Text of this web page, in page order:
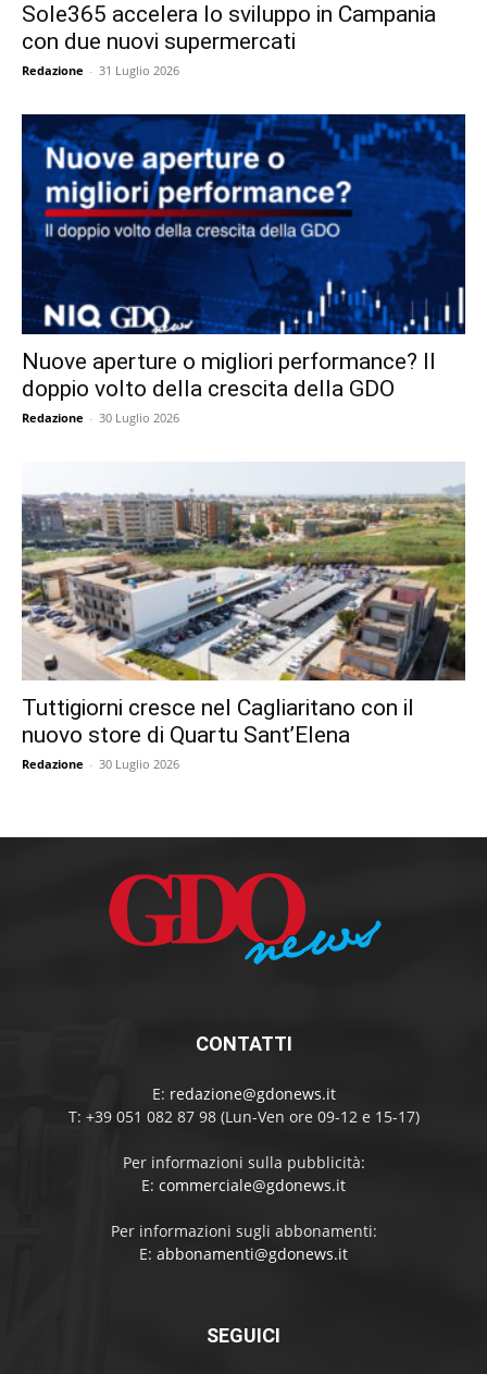
Sole365 accelera lo sviluppo in Campania
con due nuovi supermercati
Redazione - 31 Luglio 2026
Nuove aperture o migliori performance? Il
doppio volto della crescita della GDO
Redazione - 30 Luglio 2026
Tuttigiorni cresce nel Cagliaritano con il
nuovo store di Quartu Sant’Elena
Redazione - 30 Luglio 2026
CONTATTI
E: redazione@gdonews.it
T: +39 051 082 87 98 (Lun-Ven ore 09-12 e 15-17)
Per informazioni sulla pubblicità:
E: commerciale@gdonews.it
Per informazioni sugli abbonamenti:
E: abbonamenti@gdonews.it
SEGUICI